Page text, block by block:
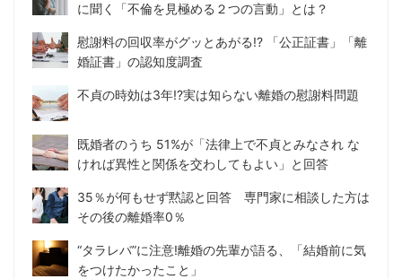
に聞く「不倫を見極める２つの言動」とは？
慰謝料の回収率がグッとあがる!? 「公正証書」「離
婚証書」の認知度調査
不貞の時効は3年!?実は知らない離婚の慰謝料問題
既婚者のうち 51%が「法律上で不貞とみなされ な
ければ異性と関係を交わしてもよい」と回答
35％が何もせず黙認と回答 専門家に相談した方は
その後の離婚率0％
“タラレバ”に注意!離婚の先輩が語る、「結婚前に気
をつけたかったこと」